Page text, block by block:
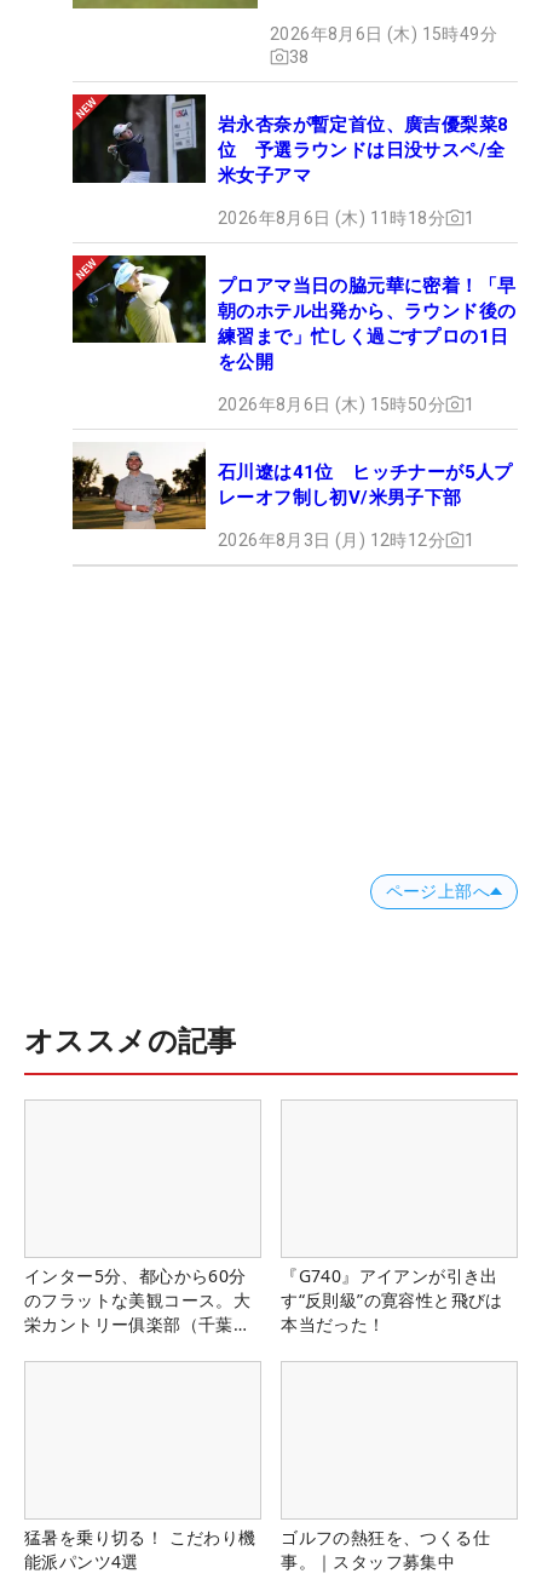
2026年8月6日 (木) 15時49分
38
岩永杏奈が暫定首位、廣吉優梨菜8
位 予選ラウンドは日没サスペ/全
米女子アマ
2026年8月6日 (木) 11時18分 1
プロアマ当日の脇元華に密着！「早
朝のホテル出発から、ラウンド後の
練習まで」忙しく過ごすプロの1日
を公開
2026年8月6日 (木) 15時50分 1
石川遼は41位 ヒッチナーが5人プ
レーオフ制し初V/米男子下部
2026年8月3日 (月) 12時12分 1
ページ上部へ
オススメの記事
インター5分、都心から60分
のフラットな美観コース。大
栄カントリー俱楽部（千葉
『G740』アイアンが引き出
す“反則級”の寛容性と飛びは
本当だった！
猛暑を乗り切る！ こだわり機
能派パンツ4選
ゴルフの熱狂を、つくる仕
事。｜スタッフ募集中